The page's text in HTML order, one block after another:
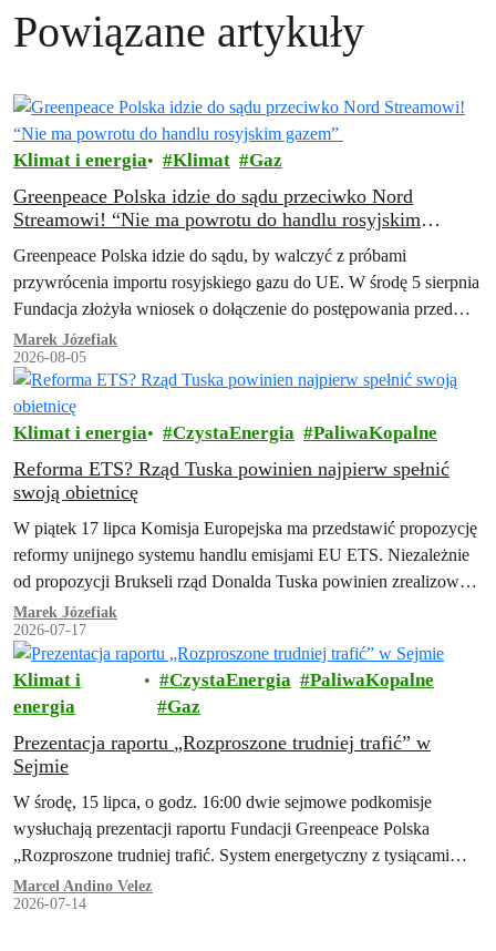
Powiązane artykuły
Klimat i energia Klimat Gaz
Greenpeace Polska idzie do sądu przeciwko Nord
Streamowi! “Nie ma powrotu do handlu rosyjskim
Greenpeace Polska idzie do sądu, by walczyć z próbami
przywrócenia importu rosyjskiego gazu do UE. W środę 5 sierpnia
Fundacja złożyła wniosek o dołączenie do postępowania przed
Trybunałem Sprawiedliwości Unii…
Marek Józefiak
2026-08-05
Klimat i energia CzystaEnergia PaliwaKopalne
Reforma ETS? Rząd Tuska powinien najpierw spełnić
swoją obietnicę
W piątek 17 lipca Komisja Europejska ma przedstawić propozycję
reformy unijnego systemu handlu emisjami EU ETS. Niezależnie
od propozycji Brukseli rząd Donalda Tuska powinien zrealizować
swoją obietnicę z umowy koalicyjnej…
Marek Józefiak
2026-07-17
Klimat i
energia
CzystaEnergia
PaliwaKopalne
Gaz
Prezentacja raportu „Rozproszone trudniej trafić” w
Sejmie
W środę, 15 lipca, o godz. 16:00 dwie sejmowe podkomisje
wysłuchają prezentacji raportu Fundacji Greenpeace Polska
„Rozproszone trudniej trafić. System energetyczny z tysiącami
małych źródeł jako element polskiej racji stanu. Lekcje z
doświadczeń Ukrainy".
Marcel Andino Velez
2026-07-14